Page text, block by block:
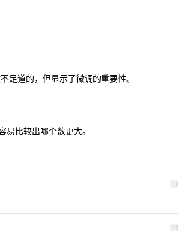
足道的，但显示了微调的重要性。
比较出哪个数更大。
12
13